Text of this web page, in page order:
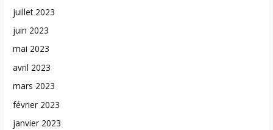
juillet 2023
juin 2023
mai 2023
avril 2023
mars 2023
février 2023
janvier 2023